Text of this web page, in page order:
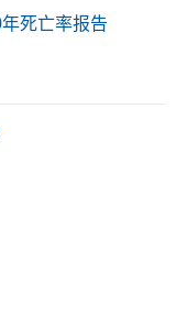
死亡率报告